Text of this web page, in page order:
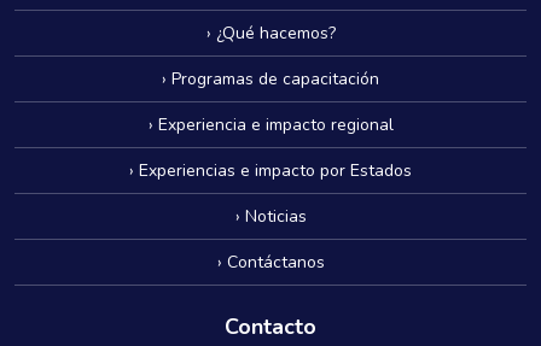
› ¿Qué hacemos?
› Programas de capacitación
› Experiencia e impacto regional
› Experiencias e impacto por Estados
› Noticias
› Contáctanos
Contacto